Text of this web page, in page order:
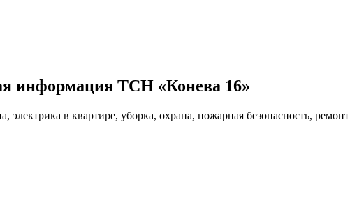
информация ТСН «Конева 16»
в квартире, уборка, охрана, пожарная безопасность, ремонт